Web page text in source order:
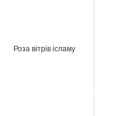
Роза вітрів ісламу